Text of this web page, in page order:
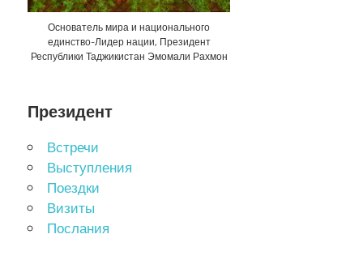
Основатель мира и национального
единство-Лидер нации, Президент
Республики Таджикистан Эмомали Рахмон
Президент
Встречи
Выступления
Поездки
Визиты
Послания